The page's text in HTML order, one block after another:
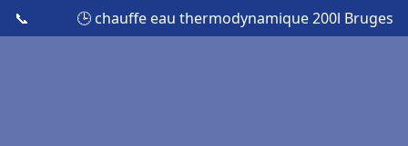
📞 🕒 chauffe eau thermodynamique 200l Bruges